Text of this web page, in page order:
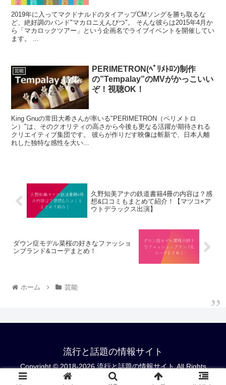
2019年に入ってマクドナルドのタイアップCMソングを勝ち取るな
ど、絶好調のバンド"マカロニえんぴつ"。 そんな彼らは2015年4月か
ら「マカロックツアー」という企画名でライブイベントを開催してい
ます。 ...
芸能
PERIMETRON(ﾍﾟﾘﾒﾄﾛﾝ)制作
の”Tempalay”のMVがかっこいい
ぞ！視聴OK！
King Gnuの常田大希さんが率いる"PERIMETRON（ペリメトロ
ン）"は、そのクオリティの高さから今後も更なる活躍が期待される
クリエイティブ集団です。 彼らが作りだす映像は斬新で、日本人離
れした独特な感性を大い...
久野知美アナの鉄道書籍4冊の内容は？感
想&口コミもまとめて紹介！【マツコ×ア
ウトデラックス出演】
ダウン症モデル菜桜の好きなファッショ
ンブランド&コーデまとめ！
ホーム 芸能
流行と話題の情報サイト
Copyright © 2018-2026 流行と話題の情報サイト All Rights
Reserved.